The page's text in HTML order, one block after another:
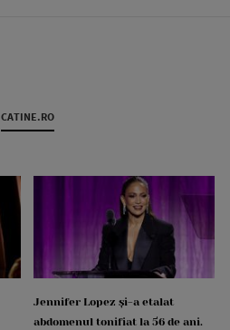
CATINE.RO
Jennifer Lopez și-a etalat
abdomenul tonifiat la 56 de ani.